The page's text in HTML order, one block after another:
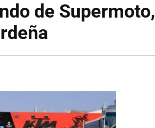
de Supermoto,